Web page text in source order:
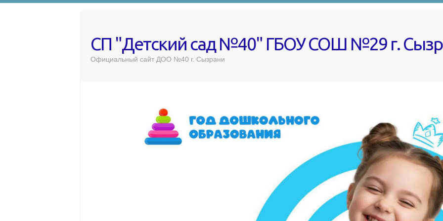
СП "Детский сад №40" ГБОУ СОШ №29 г.
Официальный сайт ДОО №40 г. Сызрани